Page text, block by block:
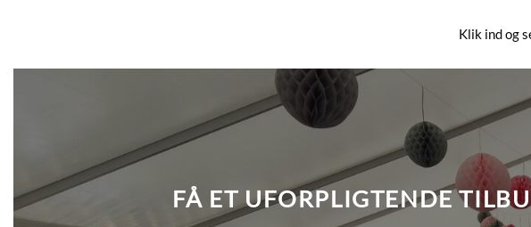
Klik ind og
FÅ ET UFORPLIGTENDE